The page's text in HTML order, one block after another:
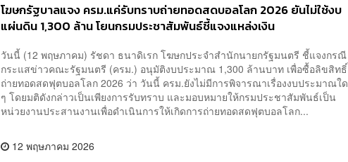
โฆษกรัฐบาลแจง ครม.แค่รับทราบถ่ายทอดสดบอลโลก 2026 ยันไม่ใช้งบ
แผ่นดิน 1,300 ล้าน โยนกรมประชาสัมพันธ์ชี้แจงแหล่งเงิน
วันนี้ (12 พฤษภาคม) รัชดา ธนาดิเรก โฆษกประจำสำนักนายกรัฐมนตรี ชี้แจงกรณี
กระแสข่าวคณะรัฐมนตรี (ครม.) อนุมัติงบประมาณ 1,300 ล้านบาท เพื่อซื้อลิขสิทธิ์
ถ่ายทอดสดฟุตบอลโลก 2026 ว่า วันนี้ ครม.ยังไม่มีการพิจารณาเรื่องงบประมาณใด
ๆ โดยมติดังกล่าวเป็นเพียงการรับทราบ และมอบหมายให้กรมประชาสัมพันธ์เป็น
หน่วยงานประสานงานเพื่อดำเนินการให้เกิดการถ่ายทอดสดฟุตบอลโลก...
12 พฤษภาคม 2026